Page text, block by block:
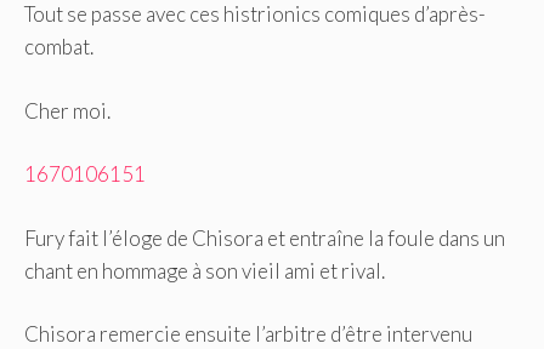
Tout se passe avec ces histrionics comiques d’après-
combat.
Cher moi.
1670106151
Fury fait l’éloge de Chisora ​​et entraîne la foule dans un
chant en hommage à son vieil ami et rival.
Chisora ​​remercie ensuite l’arbitre d’être intervenu